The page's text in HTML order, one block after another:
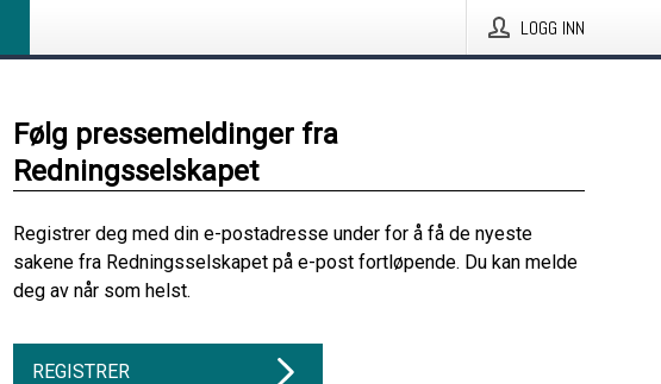
LOGG INN
Følg pressemeldinger fra
Redningsselskapet
Registrer deg med din e-postadresse under for å få de nyeste
sakene fra Redningsselskapet på e-post fortløpende. Du kan melde
deg av når som helst.
REGISTRER